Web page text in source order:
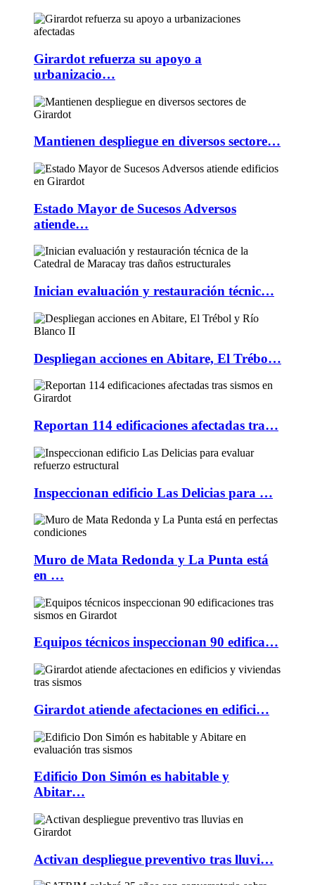
Girardot refuerza su apoyo a
urbanizacio…
Mantienen despliegue en diversos sectore…
Estado Mayor de Sucesos Adversos
atiende…
Inician evaluación y restauración técnic…
Despliegan acciones en Abitare, El Trébo…
Reportan 114 edificaciones afectadas tra…
Inspeccionan edificio Las Delicias para …
Muro de Mata Redonda y La Punta está
en …
Equipos técnicos inspeccionan 90 edifica…
Girardot atiende afectaciones en edifici…
Edificio Don Simón es habitable y
Abitar…
Activan despliegue preventivo tras lluvi…